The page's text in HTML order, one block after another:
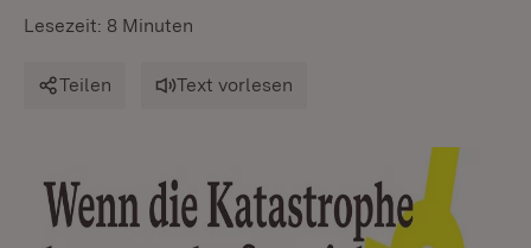
Lesezeit: 8 Minuten
Teilen Text vorlesen